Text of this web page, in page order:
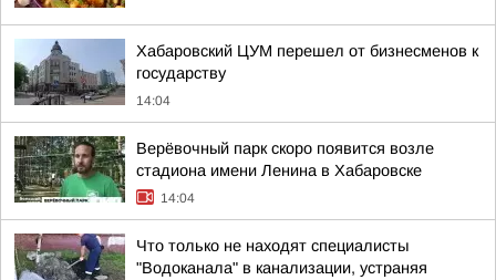
Хабаровский ЦУМ перешел от бизнесменов к
государству
14:04
Верёвочный парк скоро появится возле
стадиона имени Ленина в Хабаровске
14:04
Что только не находят специалисты
"Водоканала" в канализации, устраняя